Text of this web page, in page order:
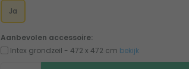
Ja
Aanbevolen accessoire:
Intex grondzeil - 472 x 472 cm bekijk